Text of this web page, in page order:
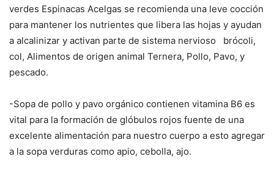
verdes Espinacas Acelgas se recomienda una leve cocción
para mantener los nutrientes que libera las hojas y ayudan
a alcalinizar y activan parte de sistema nervioso brócoli,
col, Alimentos de origen animal Ternera, Pollo, Pavo, y
pescado.
-Sopa de pollo y pavo orgánico contienen vitamina B6 es
vital para la formación de glóbulos rojos fuente de una
excelente alimentación para nuestro cuerpo a esto agregar
a la sopa verduras como apio, cebolla, ajo.